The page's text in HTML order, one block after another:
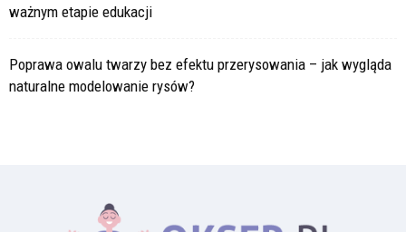
ważnym etapie edukacji
Poprawa owalu twarzy bez efektu przerysowania – jak wygląda
naturalne modelowanie rysów?